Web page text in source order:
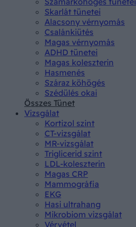
Skarlát tünetei
Alacsony vérnyomás
Csalánkiütés
Magas vérnyomás
ADHD tünetei
Magas koleszterin
Hasmenés
Száraz köhögés
Szédülés okai
Összes Tünet
Vizsgálat
Kortizol szint
CT-vizsgálat
MR-vizsgálat
Triglicerid szint
LDL-koleszterin
Magas CRP
Mammográfia
EKG
Hasi ultrahang
Mikrobiom vizsgálat
Vérvétel